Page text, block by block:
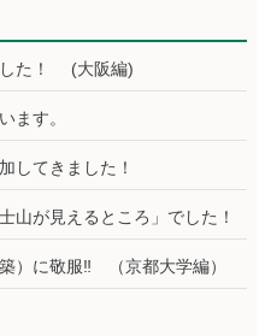
した！ (大阪編)
ます。
してきました！
山が見えるところ」でした！
）に敬服‼ （京都大学編）